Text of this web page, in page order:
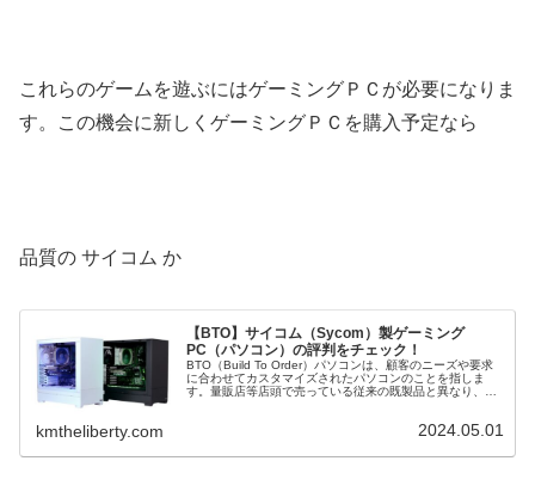
これらのゲームを遊ぶにはゲーミングＰＣが必要になりま
す。この機会に新しくゲーミングＰＣを購入予定なら
品質の サイコム か
【BTO】サイコム（Sycom）製ゲーミング
PC（パソコン）の評判をチェック！
BTO（Build To Order）パソコンは、顧客のニーズや要求
に合わせてカスタマイズされたパソコンのことを指しま
す。量販店等店頭で売っている従来の既製品と異なり、
kmtheliberty.com 2024.05.01